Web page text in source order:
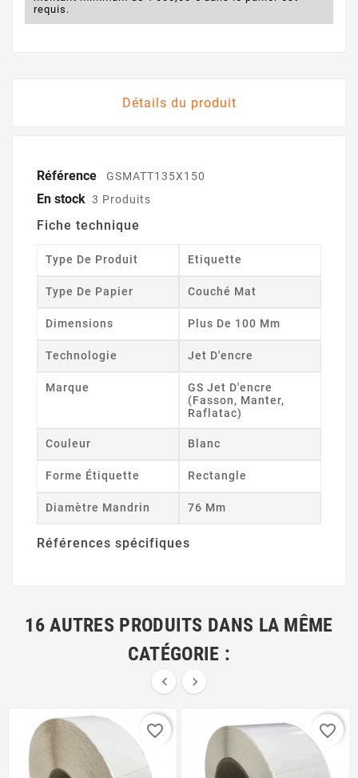
requis.
Détails du produit
Référence GSMATT135X150
En stock 3 Produits
Fiche technique
Type De Produit Etiquette
Type De Papier Couché Mat
Dimensions Plus De 100 Mm
Technologie Jet D'encre
Marque
GS Jet D'encre
(Fasson, Manter,
Raflatac)
Couleur Blanc
Forme Étiquette Rectangle
Diamètre Mandrin 76 Mm
Références spécifiques
16 AUTRES PRODUITS DANS LA MÊME
CATÉGORIE :
 
favorite_border favorite_border